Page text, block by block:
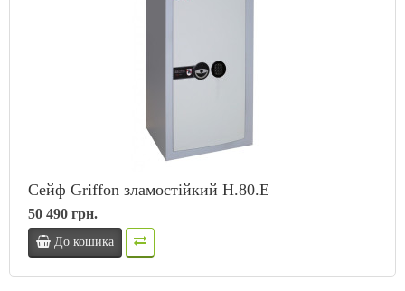
Сейф Griffon зламостійкий H.80.E
50 490 грн.
До кошика